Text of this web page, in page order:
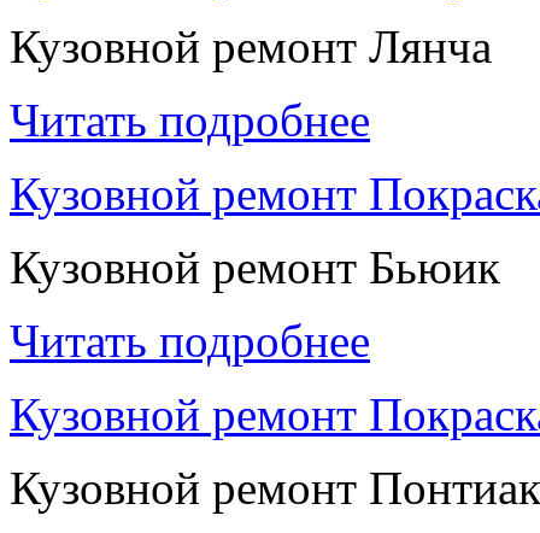
Кузовной ремонт Лянча
Читать подробнее
Кузовной ремонт
Кузовной ремонт Бьюик
Читать подробнее
Кузовной ремонт
Кузовной ремонт Понтиак